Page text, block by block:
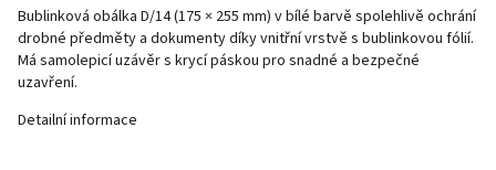
Bublinková obálka D/14 (175 × 255 mm) v bílé barvě spolehlivě ochrání
drobné předměty a dokumenty díky vnitřní vrstvě s bublinkovou fólií.
Má samolepicí uzávěr s krycí páskou pro snadné a bezpečné
uzavření.
Detailní informace